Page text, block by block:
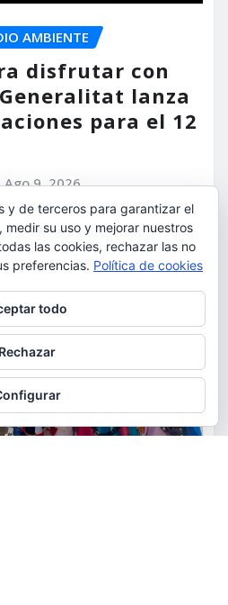
AMBIENTE
disfrutar con
lanza
para el 12
Ago 9, 2026
y de terceros para garantizar el
su uso y mejorar nuestros
las cookies, rechazar las no
preferencias. Política de cookies
todo
Rechazar
incluido cómo gestionar las cookies,